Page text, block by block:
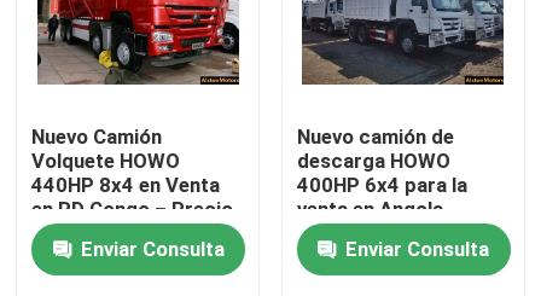
Nuevo Camión
Volquete HOWO
440HP 8x4 en Venta
en RD Congo – Precio
de Camión Volquete
Minero de 7.6m
Enviar Consulta
Nuevo camión de
descarga HOWO
400HP 6x4 para la
venta en Angola
ZZ3257V3847B1
Precio del camión de
descarga, CIF Luanda
Enviar Consulta